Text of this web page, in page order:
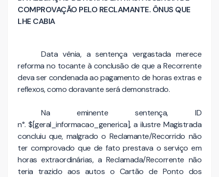
COMPROVAÇÃO PELO RECLAMANTE. ÔNUS QUE
LHE CABIA
Data vênia, a sentença vergastada merece
reforma no tocante à conclusão de que a Recorrente
deva ser condenada ao pagamento de horas extras e
reflexos, como doravante será demonstrado.
Na eminente sentença, ID
n°. $[geral_informacao_generica], a ilustre Magistrada
concluiu que, malgrado o Reclamante/Recorrido não
ter comprovado que de fato prestava o serviço em
horas extraordinárias, a Reclamada/Recorrente não
teria trazido aos autos o Cartão de Ponto dos